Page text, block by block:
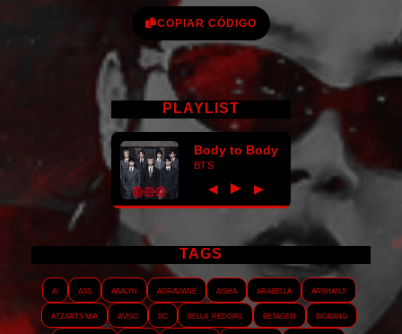
COPIAR CÓDIGO
PLAYLIST
Body to Body
BTS
◀ ► ▶
TAGS
AI ASS Abalyn Agraviane Aisha Arabella
Arshanji
Atzarts Mia
Aviso BC Bella_RedGirl Betagem Bigbang